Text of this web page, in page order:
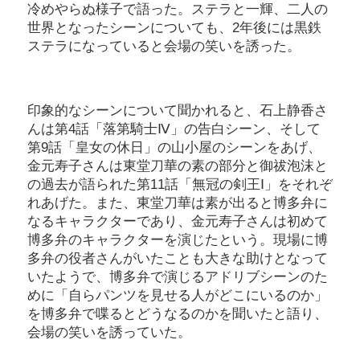
冷めやらぬ様子で語った。ステラと一輝、二人の
世界となったシーンについても、2年後には黒鉄
ステラになっていると会場の笑いを誘った。
印象的なシーンについて聞かれると、石上静香さ
んは第4話「落第騎士Ⅳ」の告白シーン、そして
第9話「皇女の休日」の山小屋のシーンをあげ、
金元寿子さんは東堂刀華の素の部分と御祓泡沫と
の過去が語られた第11話「無冠の剣王Ⅰ」をそれぞ
れあげた。また、東堂刀華は素が出ると博多弁に
なるキャラクターであり、金元寿子さんは初めて
博多弁のキャラクターを演じたという。現場に博
多弁の役者さんがいたことも大きな助けとなって
いたようで、博多弁で演じるアドリブシーンのた
めに「自らパンツを見せる人がどこにいるのか」
を博多弁で喋るとどうなるのかを聞いたと語り、
会場の笑いを誘っていた。